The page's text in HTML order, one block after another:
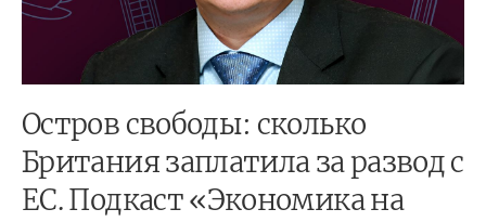
Остров свободы: сколько
Британия заплатила за развод с
ЕС. Подкаст «Экономика на